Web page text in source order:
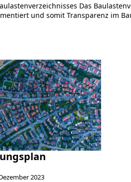
Das
und somit Transparenz im
2023